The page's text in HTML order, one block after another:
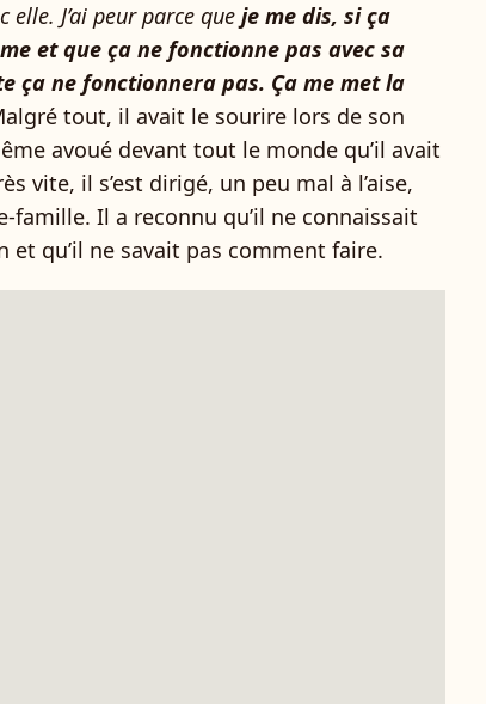
J’ai peur parce que je me dis, si ça
et que ça ne fonctionne pas avec sa
ça ne fonctionnera pas. Ça me met la
tout, il avait le sourire lors de son
avoué devant tout le monde qu’il avait
vite, il s’est dirigé, un peu mal à l’aise,
famille. Il a reconnu qu’il ne connaissait
et qu’il ne savait pas comment faire.